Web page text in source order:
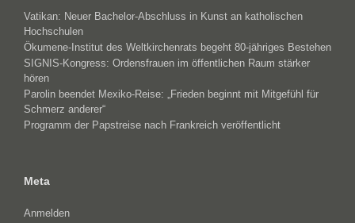
Vatikan: Neuer Bachelor-Abschluss in Kunst an katholischen
Hochschulen
Ökumene-Institut des Weltkirchenrats begeht 80-jähriges Bestehen
SIGNIS-Kongress: Ordensfrauen im öffentlichen Raum stärker
hören
Parolin beendet Mexiko-Reise: „Frieden beginnt mit Mitgefühl für
Schmerz anderer“
Programm der Papstreise nach Frankreich veröffentlicht
Meta
Anmelden